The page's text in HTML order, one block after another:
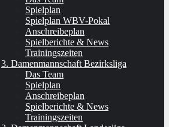
Spielplan
Spielplan WBV-Pokal
Anschreibeplan
Spielberichte & News
Trainingszeiten
3. Damenmannschaft Bezirksliga
Das Team
Spielplan
Anschreibeplan
Spielberichte & News
Trainingszeiten